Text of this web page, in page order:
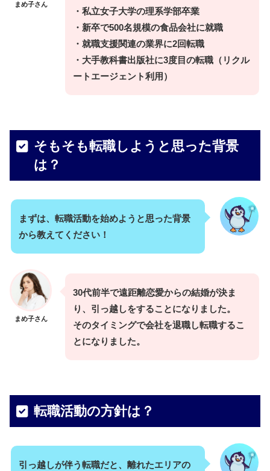
まめ子さん
・私立女子大学の理系学部卒業
・新卒で500名規模の食品会社に就職
・就職支援関連の業界に2回転職
・大手教科書出版社に3度目の転職（リクル
ートエージェント利用）
そもそも転職しようと思った背景
は？
まずは、転職活動を始めようと思った背景
から教えてください！
まめ子さん
30代前半で遠距離恋愛からの結婚が決ま
り、引っ越しをすることになりました。
そのタイミングで会社を退職し転職するこ
とになりました。
転職活動の方針は？
引っ越しが伴う転職だと、離れたエリアの